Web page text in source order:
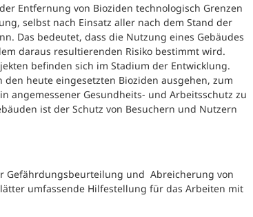
Entfernung von Bioziden technologisch Grenzen
selbst nach Einsatz aller nach dem Stand der
Das bedeutet, dass die Nutzung eines Gebäudes
daraus resultierenden Risiko bestimmt wird.
befinden sich im Stadium der Entwicklung.
heute eingesetzten Bioziden ausgehen, zum
angemessener Gesundheits- und Arbeitsschutz zu
ist der Schutz von Besuchern und Nutzern
Gefährdungsbeurteilung und Abreicherung von
umfassende Hilfestellung für das Arbeiten mit